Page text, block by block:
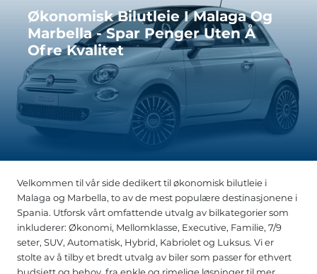
Økonomisk Bilutleie I Malaga Og
Marbella - Spar Penger Uten Å
Ofre Kvalitet
Velkommen til vår side dedikert til økonomisk bilutleie i
Malaga og Marbella, to av de mest populære destinasjonene i
Spania. Utforsk vårt omfattende utvalg av bilkategorier som
inkluderer: Økonomi, Mellomklasse, Executive, Familie, 7/9
seter, SUV, Automatisk, Hybrid, Kabriolet og Luksus. Vi er
stolte av å tilby et bredt utvalg av biler som passer for ethvert